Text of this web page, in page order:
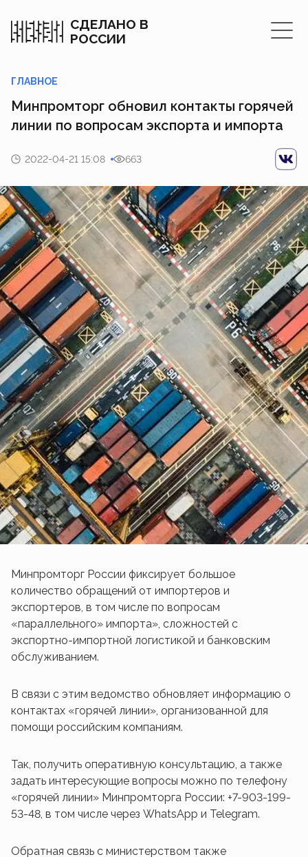
СДЕЛАНО В
РОССИИ
ГЛАВНОЕ
Минпромторг обновил контакты горячей
линии по вопросам экспорта и импорта
2022-04-21 15:08 663
Минпромторг России фиксирует большое
количество обращений от импортеров и
экспортеров, в том числе по вопросам
«параллельного» импорта», сложностей с
экспортно-импортной логистикой и банковским
обслуживанием.
В связи с этим ведомство обновляет информацию о
контактах «горячей линии», организованной для
помощи российским компаниям.
Так, получить оперативную консультацию, а также
задать интересующие вопросы можно по телефону
«горячей линии» Минпромторга России: +7-903-199-
53-48, в том числе через WhatsApp и Telegram.
Обратная связь с министерством также